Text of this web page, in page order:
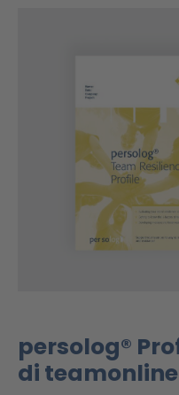
persolog®
di teamonline